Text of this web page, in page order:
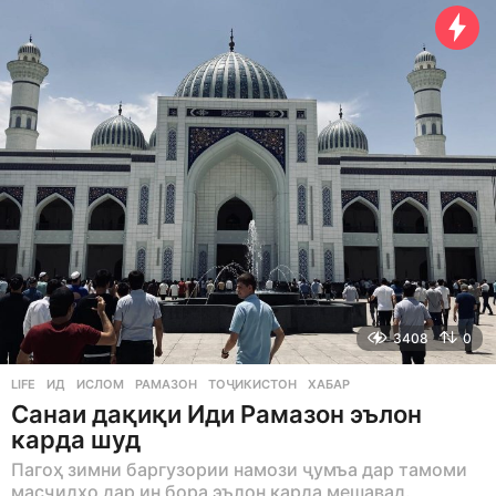
g
o
3408 0
LIFE ИД ,ИСЛОМ ,РАМАЗОН ,ТОҶИКИСТОН ,ХАБАР
Санаи дақиқи Иди Рамазон эълон
карда шуд
Пагоҳ зимни баргузории намози ҷумъа дар тамоми
масҷидҳо дар ин бора эълон карда мешавад.